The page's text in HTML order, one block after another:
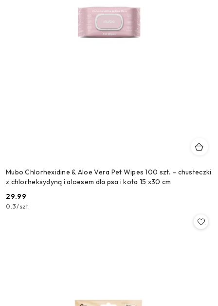
Mubo Chlorhexidine & Aloe Vera Pet Wipes 100 szt. – chusteczki
z chlorheksydyną i aloesem dla psa i kota 15 x30 cm
Cena:
29.99
0.3/szt.